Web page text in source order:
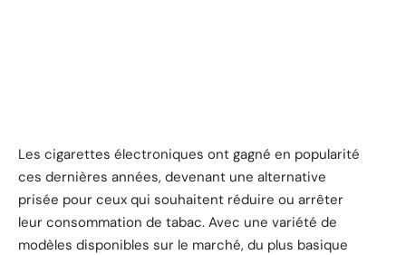
Les cigarettes électroniques ont gagné en popularité
ces dernières années, devenant une alternative
prisée pour ceux qui souhaitent réduire ou arrêter
leur consommation de tabac. Avec une variété de
modèles disponibles sur le marché, du plus basique